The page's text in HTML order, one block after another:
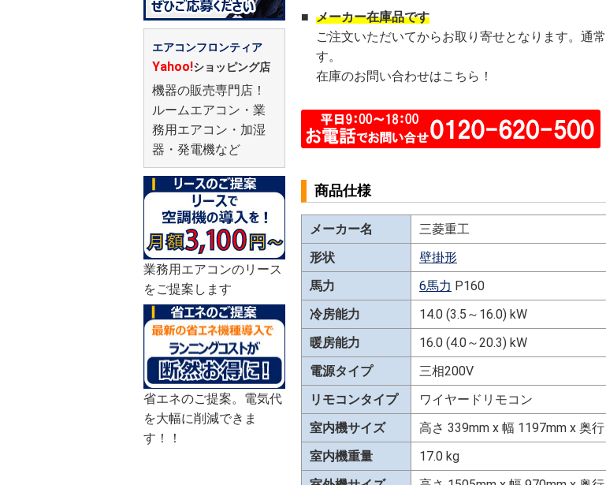
エアコンフロンティア
Yahoo!ショッピング店
機器の販売専門店！
ルームエアコン・業
務用エアコン・加湿
器・発電機など
業務用エアコンのリース
をご提案します
省エネのご提案。電気代
を大幅に削減できま
す！！
■ メーカー在庫品です
ご注文いただいてからお取り寄せとなります。通
す。
在庫のお問い合わせはこちら！
商品仕様
メーカー名
三菱重工
形状
壁掛形
馬力
6馬力 P160
冷房能力
14.0 (3.5～16.0) kW
暖房能力
16.0 (4.0～20.3) kW
電源タイプ
三相200V
リモコンタイプ
ワイヤードリモコン
室内機サイズ
高さ 339mm x 幅 1197mm x 奥
室内機重量
17.0 kg